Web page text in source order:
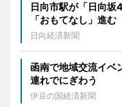
日向市駅が「日向
「おもてなし」進む
日向経済新聞
函南で地域交流イ
連れでにぎわう
伊豆の国経済新聞